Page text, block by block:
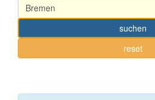
suchen
reset